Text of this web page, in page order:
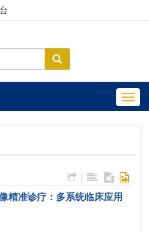
精准诊疗：多系统临床应用